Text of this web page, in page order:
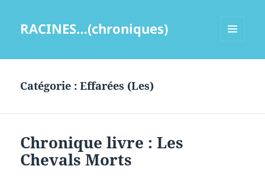
RACINES…(chroniques)
Catégorie :Effarées (Les)
Chronique livre : Les
Chevals Morts